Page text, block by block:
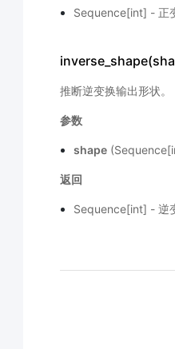
Sequence[int] - 正
推断逆变换输出形状。
参数
shape
返回
Sequence[int] - 逆